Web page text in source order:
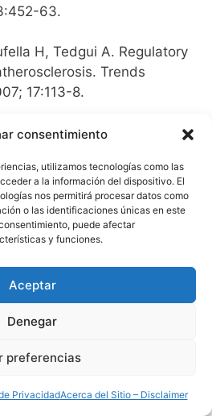
consentimiento
utilizamos tecnologías como las
a la información del dispositivo. El
nos permitirá procesar datos como
o las identificaciones únicas en este
puede afectar
y funciones.
Aceptar
Denegar
preferencias
PrivacidadAcerca del Sitio – Disclaimer
63.
H, Tedgui A. Regulatory
Trends
17:113-8.
R, Bucher HC, et al. Non-
antiretroviral therapy.
53.
JD, Neaton JD, et al.
DR, Jr., Baker JV, et al.
in adults with HIV